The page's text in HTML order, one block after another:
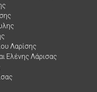
Λαρίσης
Ελένης Λάρισας